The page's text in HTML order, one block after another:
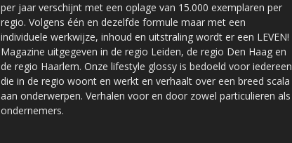
per jaar verschijnt met een oplage van 15.000 exemplaren per
regio. Volgens één en dezelfde formule maar met een
individuele werkwijze, inhoud en uitstraling wordt er een LEVEN!
Magazine uitgegeven in de regio Leiden, de regio Den Haag en
de regio Haarlem. Onze lifestyle glossy is bedoeld voor iedereen
die in de regio woont en werkt en verhaalt over een breed scala
aan onderwerpen. Verhalen voor en door zowel particulieren als
ondernemers.